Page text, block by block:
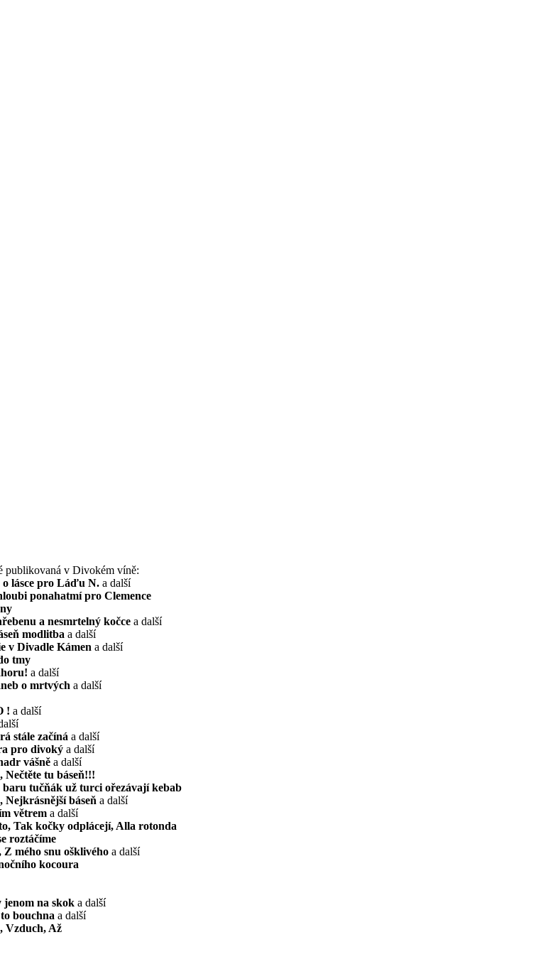
publikovaná v Divokém víně:
lásce pro Láďu N. a další
ponahatmí pro Clemence
a nesmrtelný kočce a další
modlitba a další
v Divadle Kámen a další
tmy
a další
o mrtvých a další
! a další
stále začíná a další
pro divoký a další
vášně a další
tu báseň!!!
tučňák už turci ořezávají kebab
Nejkrásnější báseň a další
větrem a další
Tak kočky odplácejí, Alla rotonda
roztáčíme
Z mého snu ošklivého a další
kocoura
jenom na skok a další
bouchna a další
Vzduch, Až